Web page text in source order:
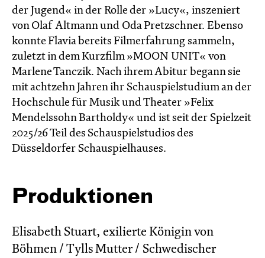
der Jugend« in der Rolle der »Lucy«, inszeniert
von Olaf Altmann und Oda Pretzschner. Ebenso
konnte Flavia bereits Filmerfahrung sammeln,
zuletzt in dem Kurzfilm »MOON UNIT« von
Marlene Tanczik. Nach ihrem Abitur begann sie
mit achtzehn Jahren ihr Schauspielstudium an der
Hochschule für Musik und Theater »Felix
Mendelssohn Bartholdy« und ist seit der Spielzeit
2025/26 Teil des Schauspielstudios des
Düsseldorfer Schauspielhauses.
Produktionen
Elisabeth Stuart, exilierte Königin von
Böhmen / Tylls Mutter / Schwedischer